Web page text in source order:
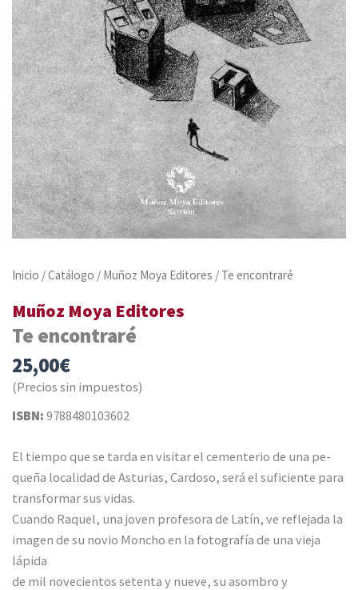
Inicio /Catálogo / Muñoz Moya Editores / Te encontraré
Muñoz Moya Editores
Te encontraré
25,00€
(Precios sin impuestos)
ISBN: 9788480103602
El tiempo que se tarda en visitar el cementerio de una pe-
queña localidad de Asturias, Cardoso, será el suficiente para
transformar sus vidas.
Cuando Raquel, una joven profesora de Latín, ve reflejada la
imagen de su novio Moncho en la fotografía de una vieja
lápida
de mil novecientos setenta y nueve, su asombro y